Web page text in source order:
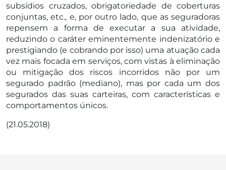
subsídios cruzados, obrigatoriedade de coberturas
conjuntas, etc., e, por outro lado, que as seguradoras
repensem a forma de executar a sua atividade,
reduzindo o caráter eminentemente indenizatório e
prestigiando (e cobrando por isso) uma atuação cada
vez mais focada em serviços, com vistas à eliminação
ou mitigação dos riscos incorridos não por um
segurado padrão (mediano), mas por cada um dos
segurados das suas carteiras, com características e
comportamentos únicos.
(21.05.2018)